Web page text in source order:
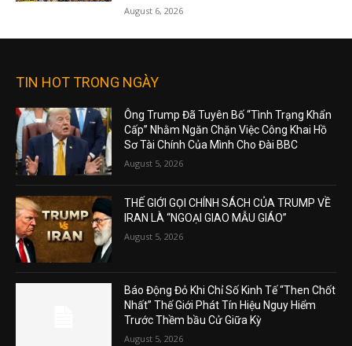
August 6, 2026
TIN HOT TRONG NGÀY
Ông Trump Đã Tuyên Bố “Tình Trạng Khẩn
Cấp” Nhằm Ngăn Chặn Việc Công Khai Hồ
Sơ Tài Chính Của Mình Cho Đài BBC
August 5, 2026
THẾ GIỚI GỌI CHÍNH SÁCH CỦA TRUMP VỀ
IRAN LÀ “NGOẠI GIAO MẪU GIÁO”
August 5, 2026
Báo Động Đỏ Khi Chỉ Số Kinh Tế “Then Chốt
Nhất” Thế Giới Phát Tín Hiệu Nguy Hiểm
Trước Thềm bầu Cử Giữa Kỳ
August 5, 2026